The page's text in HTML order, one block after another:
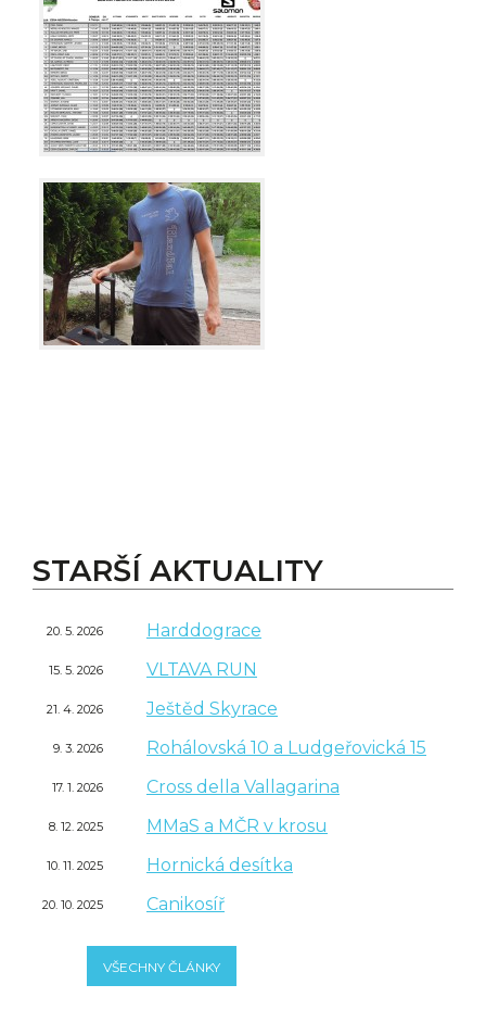
STARŠÍ AKTUALITY
20. 5. 2026 Harddograce
15. 5. 2026 VLTAVA RUN
21. 4. 2026 Ještěd Skyrace
9. 3. 2026 Rohálovská 10 a Ludgeřovická 15
17. 1. 2026 Cross della Vallagarina
8. 12. 2025 MMaS a MČR v krosu
10. 11. 2025 Hornická desítka
20. 10. 2025 Canikosíř
VŠECHNY ČLÁNKY